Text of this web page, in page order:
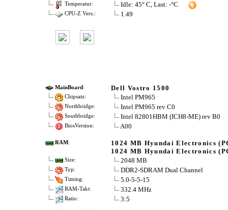
Temperatur: Idle: 45° C, Last: -°C
CPU-Z Vers.: 1.49
MainBoard: Dell Vostro 1500
Chipsatz: Intel PM965
Northbridge: Intel PM965 rev C0
Southbridge: Intel 82801HBM (ICH8-ME) rev B0
BiosVersion: A00
RAM:
1024 MB Hyundai Electronics
1024 MB Hyundai Electronics
Size: 2048 MB
Typ: DDR2-SDRAM Dual Channel
Timing: 5.0-5-5-15
RAM-Takt: 332.4 MHz
Ratio: 3:5